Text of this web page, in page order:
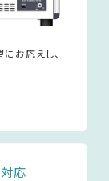
お応えし、
応